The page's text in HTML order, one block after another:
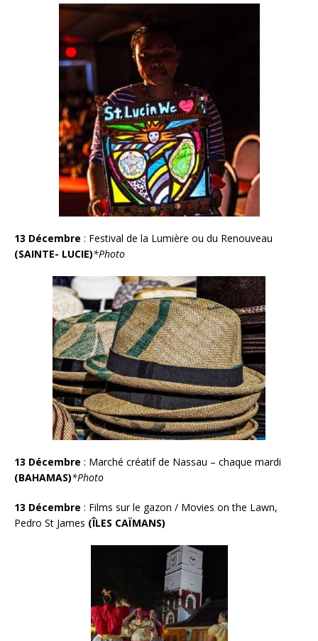
13 Décembre : Festival de la Lumière ou du Renouveau
(SAINTE- LUCIE)*Photo
13 Décembre : Marché créatif de Nassau – chaque mardi
(BAHAMAS)*Photo
13 Décembre : Films sur le gazon / Movies on the Lawn,
Pedro St James (ÎLES CAÏMANS)